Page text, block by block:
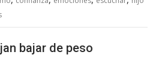
bajar de peso